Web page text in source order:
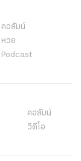
คอลัมน์
หวย
Podcast
คอลัมน์
วิดีโอ